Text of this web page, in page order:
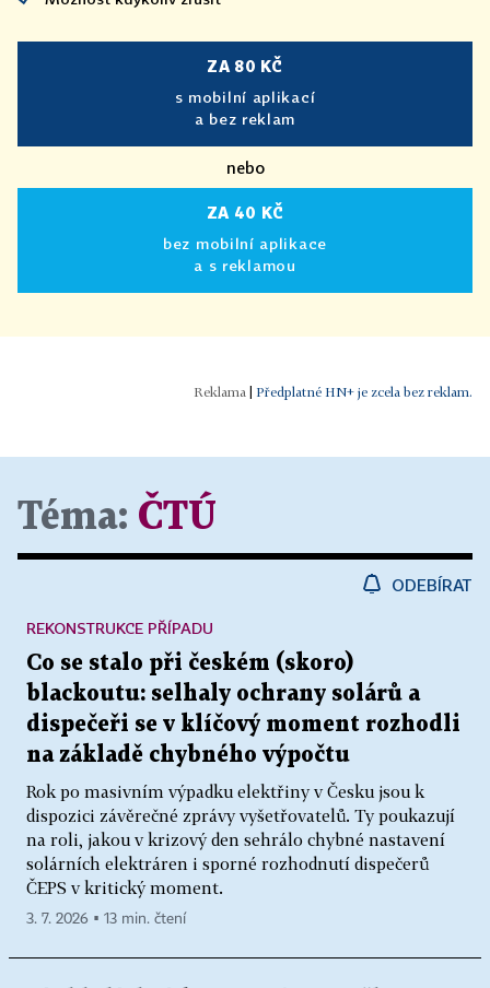
ZA 80 KČ
s mobilní aplikací
a bez reklam
nebo
ZA 40 KČ
bez mobilní aplikace
a s reklamou
Předplatné HN+ je zcela bez reklam.
Téma: ČTÚ
ODEBÍRAT
Co se stalo při českém (skoro)
blackoutu: selhaly ochrany solárů a
dispečeři se v klíčový moment rozhodli
na základě chybného výpočtu
Rok po masivním výpadku elektřiny v Česku jsou k
dispozici závěrečné zprávy vyšetřovatelů. Ty poukazují
na roli, jakou v krizový den sehrálo chybné nastavení
solárních elektráren i sporné rozhodnutí dispečerů
ČEPS v kritický moment.
REKONSTRUKCE PŘÍPADU
3. 7. 2026 ▪ 13 min. čtení